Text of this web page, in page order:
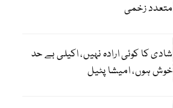
متعدد زخمی
شادی کا کوئی ارادہ نہیں، اکیلی بے حد
خوش ہوں، امیشا پٹیل